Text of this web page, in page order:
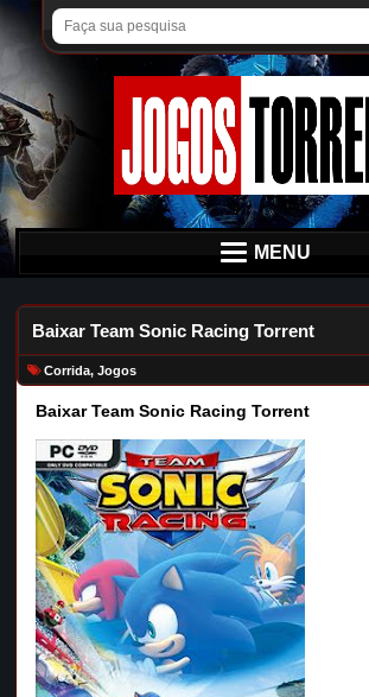
MENU
Baixar Team Sonic Racing Torrent
Corrida,Jogos
Baixar Team Sonic Racing Torrent